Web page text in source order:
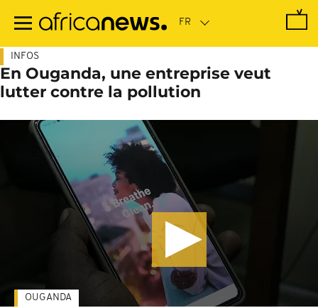
contenu
INFOS
En Ouganda, une entreprise veut
lutter contre la pollution
OUGANDA